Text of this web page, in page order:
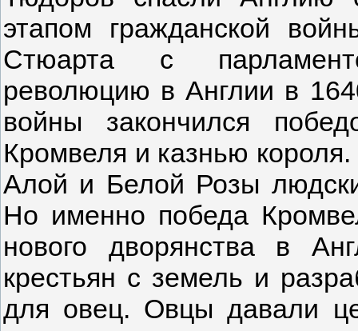
этапом гражданской
Стюарта с
революцию в Англии в
войны закончился
Кромвеля и казнью
Алой и Белой Розы
Но именно победа
нового дворянства в
крестьян с земель и
для овец. Овцы давали